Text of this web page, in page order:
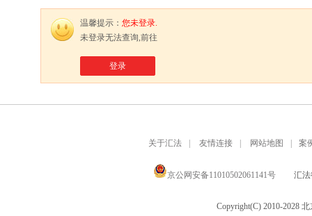
温馨提示： 您未登录.
未登录无法查询,前往
登录
关于汇法 友情连接 网站地图 案
京公网安备11010502061141号 汇法
Copyright(C) 2010-2028